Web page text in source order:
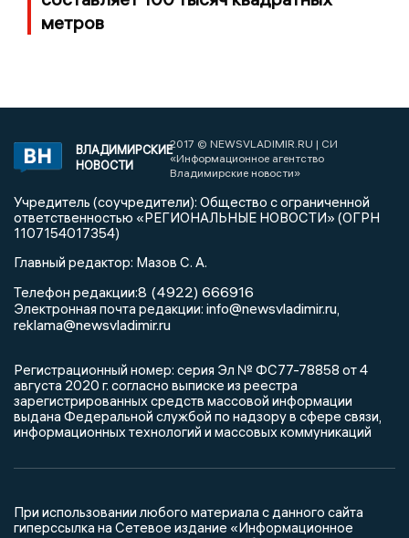
метров
ВЛАДИМИРСКИЕ
НОВОСТИ
2017 © NEWSVLADIMIR.RU | СИ
«Информационное агентство
Владимирские новости»
Учредитель (соучредители): Общество с ограниченной
ответственностью «РЕГИОНАЛЬНЫЕ НОВОСТИ» (ОГРН
1107154017354)
Главный редактор: Мазов С. А.
Телефон редакции:8 (4922) 666916
Электронная почта редакции: info@newsvladimir.ru
reklama@newsvladimir.ru
Регистрационный номер: серия Эл № ФС77-78858 от 4
августа 2020 г. согласно выписке из реестра
зарегистрированных средств массовой информации
выдана Федеральной службой по надзору в сфере связи,
информационных технологий и массовых коммуникаций
При использовании любого материала с данного сайта
гиперссылка на Сетевое издание «Информационное